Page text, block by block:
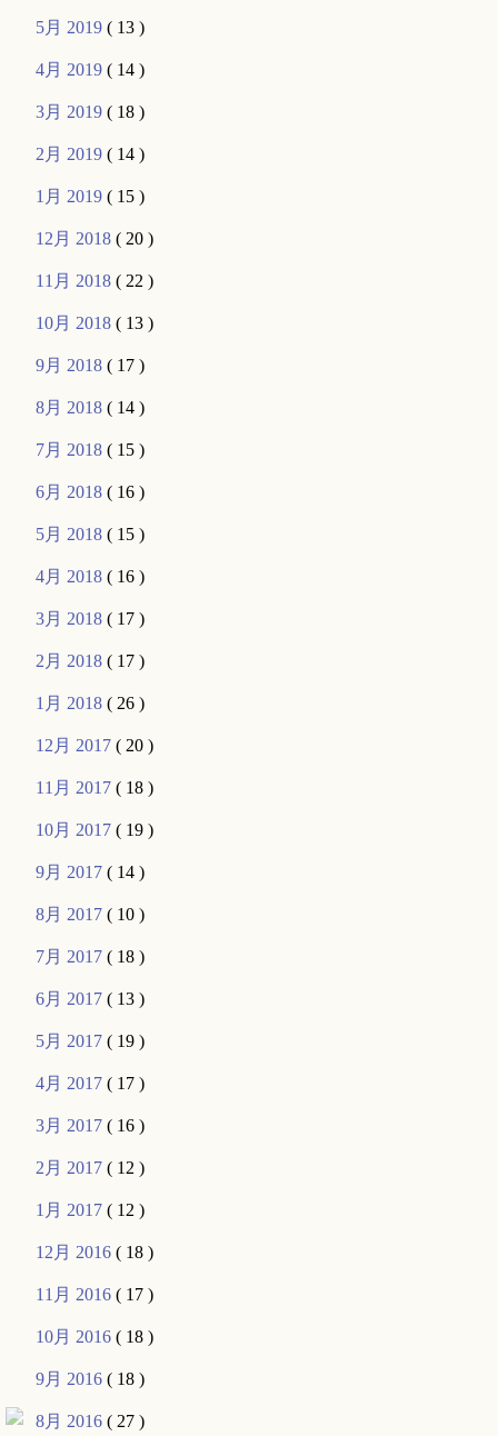
5月 2019( 13 )
4月 2019( 14 )
3月 2019( 18 )
2月 2019( 14 )
1月 2019( 15 )
12月 2018( 20 )
11月 2018( 22 )
10月 2018( 13 )
9月 2018( 17 )
8月 2018( 14 )
7月 2018( 15 )
6月 2018( 16 )
5月 2018( 15 )
4月 2018( 16 )
3月 2018( 17 )
2月 2018( 17 )
1月 2018( 26 )
12月 2017( 20 )
11月 2017( 18 )
10月 2017( 19 )
9月 2017( 14 )
8月 2017( 10 )
7月 2017( 18 )
6月 2017( 13 )
5月 2017( 19 )
4月 2017( 17 )
3月 2017( 16 )
2月 2017( 12 )
1月 2017( 12 )
12月 2016( 18 )
11月 2016( 17 )
10月 2016( 18 )
9月 2016( 18 )
8月 2016( 27 )